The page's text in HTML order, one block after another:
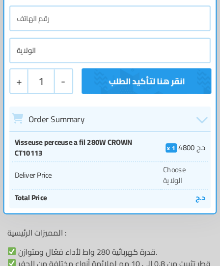
+ 1 -
Order Summary
Visseuse perceuse a fil 280W CROWN
CT10113
1 4800د.ج
Deliver Price
Choose
الولاية
Total Price
د.ج
المميزات الرئيسية :
قدرة كهربائية 280 واط لأداء فعّال ومتوازن.